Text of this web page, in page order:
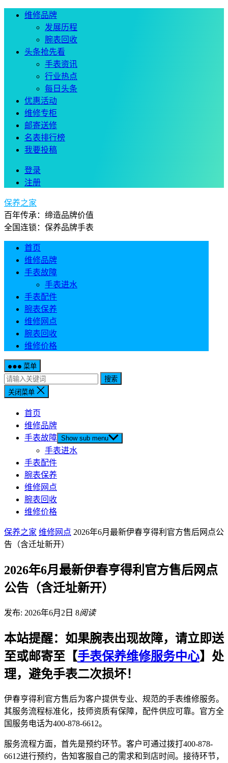
维修品牌
发展历程
腕表回收
头条抢先看
手表资讯
行业热点
每日头条
优惠活动
维修专柜
邮寄送修
名表排行榜
我要投稿
登录
注册
保养之家
百年传承：缔造品牌价值
全国连锁：保养品牌手表
首页
维修品牌
手表故障
手表进水
手表配件
腕表保养
维修网点
腕表回收
维修价格
菜单
搜索
关闭菜单
首页
维修品牌
手表故障 Show sub menu
手表进水
手表配件
腕表保养
维修网点
腕表回收
维修价格
保养之家 维修网点 2026年6月最新伊春亨得利官方售后网点公
告（含迁址新开）
2026年6月最新伊春亨得利官方售后网点
公告（含迁址新开）
发布: 2026年6月2日 8阅读
本站提醒：如果腕表出现故障，请立即送
至或邮寄至【手表保养维修服务中心】处
理，避免手表二次损坏！
伊春亨得利官方售后为客户提供专业、规范的手表维修服务。
其服务流程标准化，技师资质有保障，配件供应可靠。官方全
国服务电话为400-878-6612。
服务流程方面，首先是预约环节。客户可通过拨打400-878-
6612进行预约，告知客服自己的需求和到店时间。接待环节，